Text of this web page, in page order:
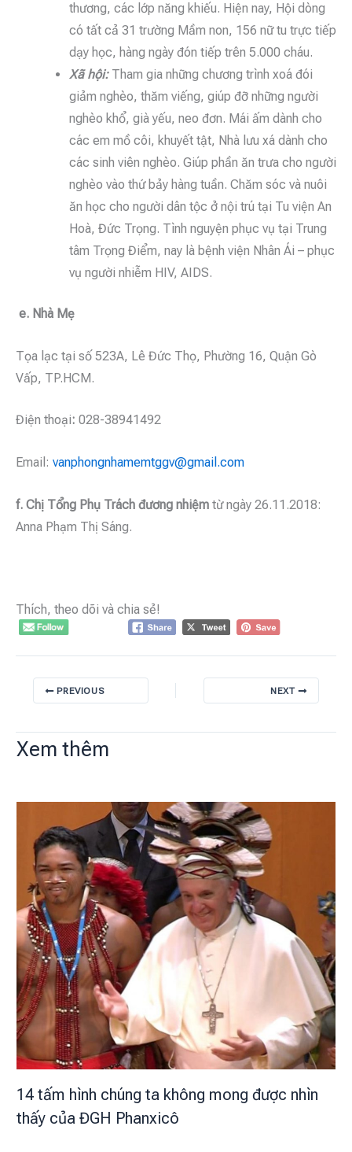
thương, các lớp năng khiếu. Hiện nay, Hội dòng
có tất cả 31 trường Mầm non, 156 nữ tu trực tiếp
dạy học, hàng ngày đón tiếp trên 5.000 cháu.
Xã hội:Tham gia những chương trình xoá đói
giảm nghèo, thăm viếng, giúp đỡ những người
nghèo khổ, già yếu, neo đơn. Mái ấm dành cho
các em mồ côi, khuyết tật, Nhà lưu xá dành cho
các sinh viên nghèo. Giúp phần ăn trưa cho người
nghèo vào thứ bảy hàng tuần. Chăm sóc và nuôi
ăn học cho người dân tộc ở nội trú tại Tu viện An
Hoà, Đức Trọng. Tình nguyện phục vụ tại Trung
tâm Trọng Điểm, nay là bệnh viện Nhân Ái – phục
vụ người nhiễm HIV, AIDS.
e. Nhà Mẹ
Tọa lạc tại số 523A, Lê Đức Thọ, Phường 16, Quận Gò
Vấp, TP.HCM.
Điện thoại: 028-38941492
Email: vanphongnhamemtggv@gmail.com
f. Chị Tổng Phụ Trách đương nhiệm từ ngày 26.11.2018:
Anna Phạm Thị Sáng.
Thích, theo dõi và chia sẻ!
PREVIOUS NEXT
Xem thêm
14 tấm hình chúng ta không mong được nhìn
thấy của ĐGH Phanxicô